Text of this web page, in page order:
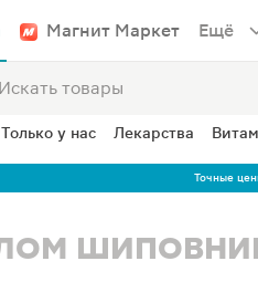
Магнит Маркет Ещё
Только у нас Лекарства
Точные